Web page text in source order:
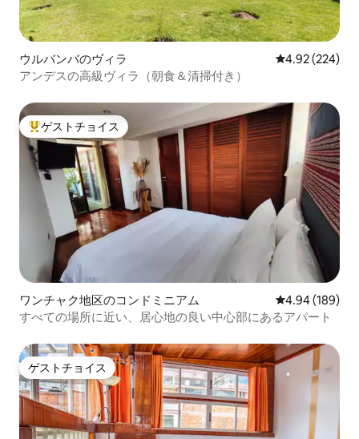
ウルバンバのヴィラ レビュー224
4.92 (224)
アンデスの高級ヴィラ（朝食＆清掃付き）
大好評のゲストチョイスです。
ゲストチョイス
ワンチャク地区のコンドミニアム レビュー189
4.94 (189)
すべての場所に近い、居心地の良い中心部にあるアパート
ゲストチョイス
ゲストチョイス